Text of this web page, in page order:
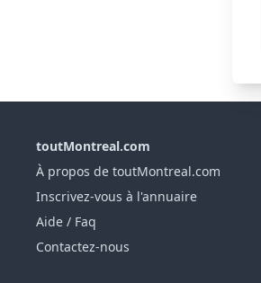
toutMontreal.com
À propos de toutMontreal.com
Inscrivez-vous à l'annuaire
Aide / Faq
Contactez-nous